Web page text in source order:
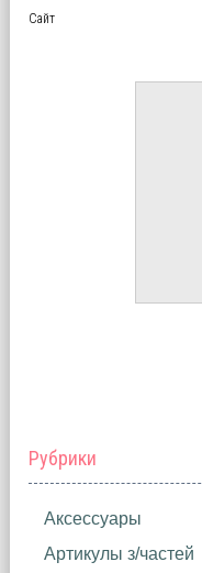
Сайт
Рубрики
Аксессуары
Артикулы з/частей